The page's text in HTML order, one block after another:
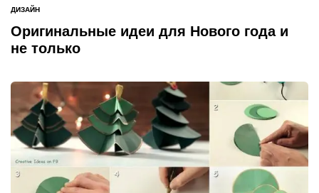
ОПУБЛИКОВАНО
В
ДИЗАЙН
Оригинальные идеи для Нового года и
не только